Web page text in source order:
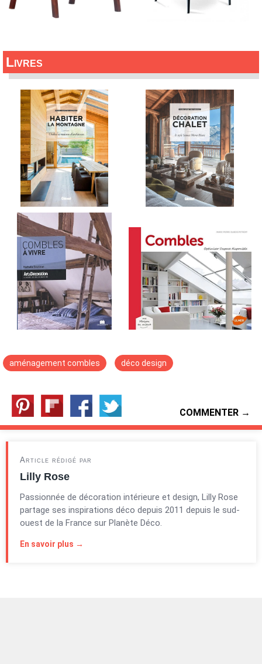
Livres
aménagement combles déco design
COMMENTER →
Article rédigé par
Lilly Rose
Passionnée de décoration intérieure et design, Lilly Rose
partage ses inspirations déco depuis 2011 depuis le sud-
ouest de la France sur Planète Déco.
En savoir plus →